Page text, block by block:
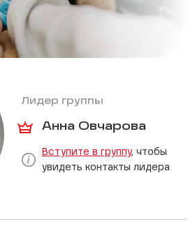
Лидер группы
Анна Овчарова
Вступите в группу, чтобы
увидеть контакты лидера